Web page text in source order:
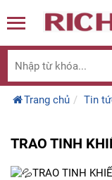
Trang chủ Tin
TRAO TINH
TRAO TINH